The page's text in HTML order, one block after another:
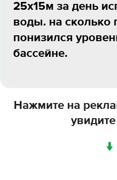
25х15м за день
воды. на сколько
понизился
бассейне.
Нажмите на
↓